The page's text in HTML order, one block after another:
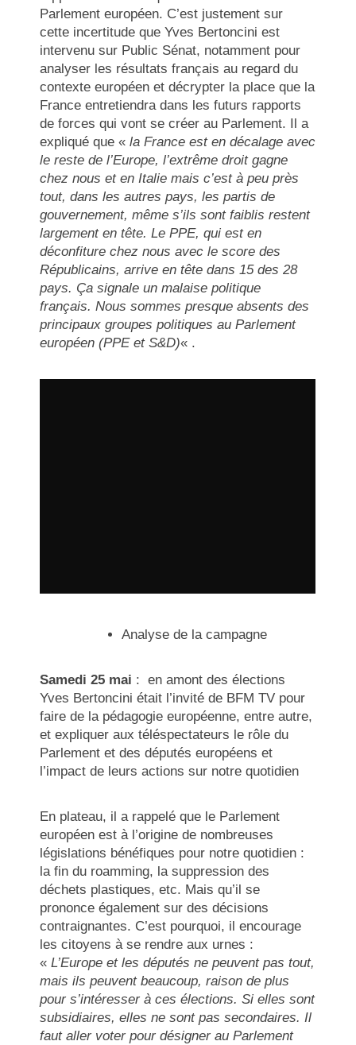
Parlement européen. C’est justement sur
cette incertitude que Yves Bertoncini est
intervenu sur Public Sénat, notamment pour
analyser les résultats français au regard du
contexte européen et décrypter la place que la
France entretiendra dans les futurs rapports
de forces qui vont se créer au Parlement. Il a
expliqué que «la France est en décalage avec
le reste de l’Europe, l’extrême droit gagne
chez nous et en Italie mais c’est à peu près
tout, dans les autres pays, les partis de
gouvernement, même s’ils sont faiblis restent
largement en tête. Le PPE, qui est en
déconfiture chez nous avec le score des
Républicains, arrive en tête dans 15 des 28
pays. Ça signale un malaise politique
français. Nous sommes presque absents des
principaux groupes politiques au Parlement
européen (PPE et S&D)« .
Analyse de la campagne
Samedi 25 mai : en amont des élections
Yves Bertoncini était l’invité de BFM TV pour
faire de la pédagogie européenne, entre autre,
et expliquer aux téléspectateurs le rôle du
Parlement et des députés européens et
l’impact de leurs actions sur notre quotidien
En plateau, il a rappelé que le Parlement
européen est à l’origine de nombreuses
législations bénéfiques pour notre quotidien :
la fin du roamming, la suppression des
déchets plastiques, etc. Mais qu’il se
prononce également sur des décisions
contraignantes. C’est pourquoi, il encourage
les citoyens à se rendre aux urnes :
«L’Europe et les députés ne peuvent pas tout,
mais ils peuvent beaucoup, raison de plus
pour s’intéresser à ces élections. Si elles sont
subsidiaires, elles ne sont pas secondaires. Il
faut aller voter pour désigner au Parlement